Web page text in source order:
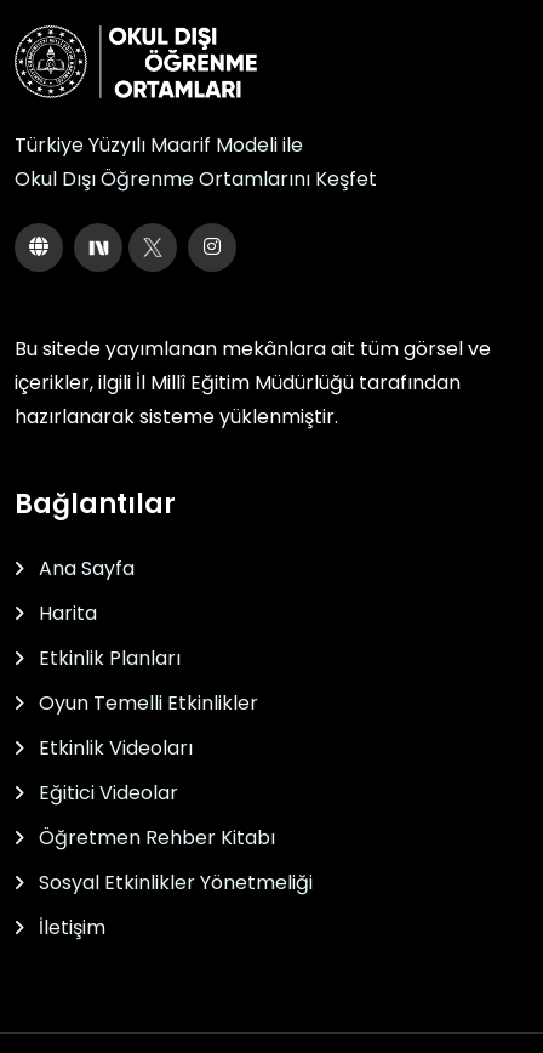
Türkiye Yüzyılı Maarif Modeli ile
Okul Dışı Öğrenme Ortamlarını Keşfet
Bu sitede yayımlanan mekânlara ait tüm görsel ve
içerikler, ilgili İl Millî Eğitim Müdürlüğü tarafından
hazırlanarak sisteme yüklenmiştir.
Bağlantılar
Ana Sayfa
Harita
Etkinlik Planları
Oyun Temelli Etkinlikler
Etkinlik Videoları
Eğitici Videolar
Öğretmen Rehber Kitabı
Sosyal Etkinlikler Yönetmeliği
İletişim